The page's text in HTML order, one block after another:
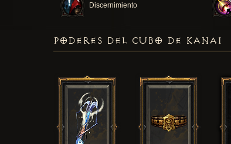
Discernimiento
PODERES DEL CUBO DE KANAI